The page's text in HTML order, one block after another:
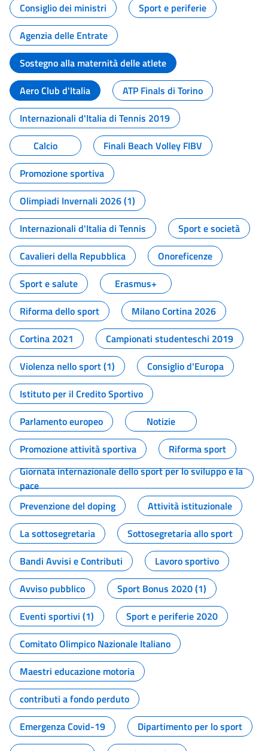
Consiglio dei ministri
Sport e periferie
Agenzia delle Entrate
Sostegno alla maternità delle atlete
Aero Club d'Italia
ATP Finals di Torino
Internazionali d'Italia di Tennis 2019
Calcio
Finali Beach Volley FIBV
Promozione sportiva
Olimpiadi Invernali 2026 (1)
Internazionali d'Italia di Tennis
Sport e società
Cavalieri della Repubblica
Onoreficenze
Sport e salute
Erasmus+
Riforma dello sport
Milano Cortina 2026
Cortina 2021
Campionati studenteschi 2019
Violenza nello sport (1)
Consiglio d'Europa
Istituto per il Credito Sportivo
Parlamento europeo
Notizie
Promozione attività sportiva
Riforma sport
Giornata internazionale dello sport per lo sviluppo e la
pace
Prevenzione del doping
Attività istituzionale
La sottosegretaria
Sottosegretaria allo sport
Bandi Avvisi e Contributi
Lavoro sportivo
Avviso pubblico
Sport Bonus 2020 (1)
Eventi sportivi (1)
Sport e periferie 2020
Comitato Olimpico Nazionale Italiano
Maestri educazione motoria
contributi a fondo perduto
Emergenza Covid-19
Dipartimento per lo sport